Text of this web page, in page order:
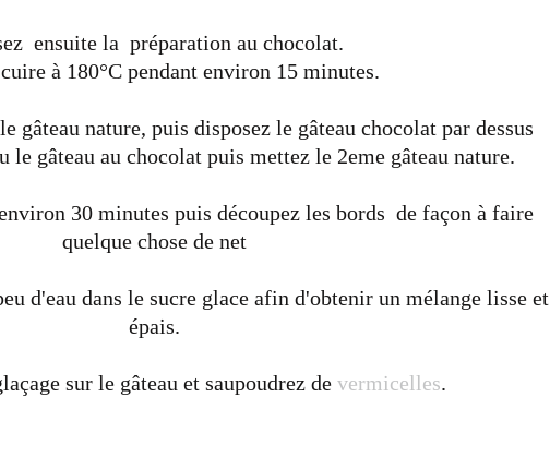
ensuite la préparation au chocolat.
à 180°C pendant environ 15 minutes.
gâteau nature, puis disposez le gâteau chocolat par dessus
le gâteau au chocolat puis mettez le 2eme gâteau nature.
30 minutes puis découpez les bords de façon à faire
quelque chose de net
d'eau dans le sucre glace afin d'obtenir un mélange lisse et
épais.
sur le gâteau et saupoudrez de vermicelles.